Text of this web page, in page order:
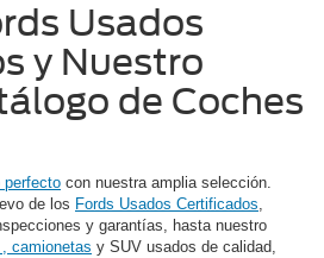
Usados
y Nuestro
de Coches
perfecto con nuestra amplia selección.
de los Fords Usados Certificados,
y garantías, hasta nuestro
camionetas y SUV usados de calidad,